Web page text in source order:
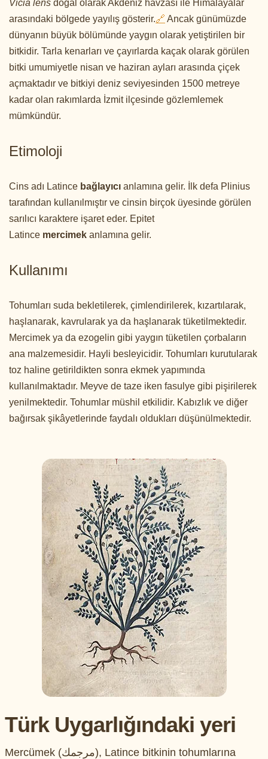
Vicia lens doğal olarak Akdeniz havzası ile Himalayalar
arasındaki bölgede yayılış gösterir.🔗 Ancak günümüzde
dünyanın büyük bölümünde yaygın olarak yetiştirilen bir
bitkidir. Tarla kenarları ve çayırlarda kaçak olarak görülen
bitki umumiyetle nisan ve haziran ayları arasında çiçek
açmaktadır ve bitkiyi deniz seviyesinden 1500 metreye
kadar olan rakımlarda İzmit ilçesinde gözlemlemek
mümkündür.
Etimoloji
Cins adı Latince bağlayıcı anlamına gelir. İlk defa Plinius
tarafından kullanılmıştır ve cinsin birçok üyesinde görülen
sarılıcı karaktere işaret eder. Epitet
Latince mercimek anlamına gelir.
Kullanımı
Tohumları suda bekletilerek, çimlendirilerek, kızartılarak,
haşlanarak, kavrularak ya da haşlanarak tüketilmektedir.
Mercimek ya da ezogelin gibi yaygın tüketilen çorbaların
ana malzemesidir. Hayli besleyicidir. Tohumları kurutularak
toz haline getirildikten sonra ekmek yapımında
kullanılmaktadır. Meyve de taze iken fasulye gibi pişirilerek
yenilmektedir. Tohumlar müshil etkilidir. Kabızlık ve diğer
bağırsak şikâyetlerinde faydalı oldukları düşünülmektedir.
Türk Uygarlığındaki yeri
Mercümek (مرجمك), Latince bitkinin tohumlarına